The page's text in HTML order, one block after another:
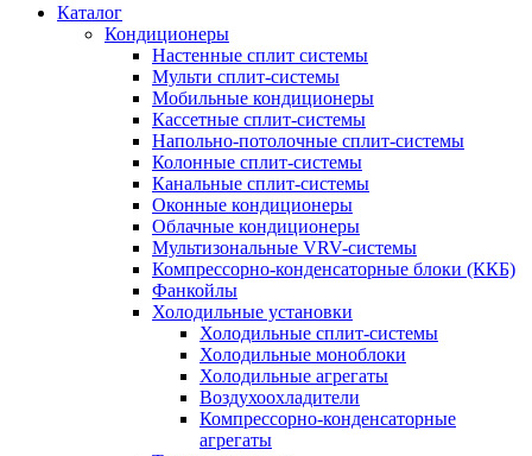
Каталог
Кондиционеры
Настенные сплит системы
Мульти сплит-системы
Мобильные кондиционеры
Кассетные сплит-системы
Напольно-потолочные сплит-системы
Колонные сплит-системы
Канальные сплит-системы
Оконные кондиционеры
Облачные кондиционеры
Мультизональные VRV-системы
Компрессорно-конденсаторные блоки (ККБ)
Фанкойлы
Холодильные установки
Холодильные сплит-системы
Холодильные моноблоки
Холодильные агрегаты
Воздухоохладители
Компрессорно-конденсаторные
агрегаты